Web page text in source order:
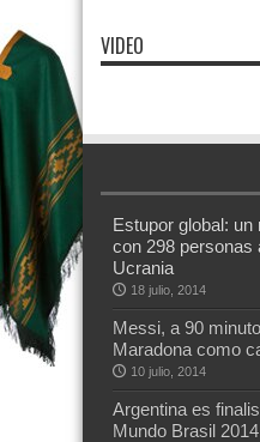
VIDEO
Estupor global:
con 298 personas
Ucrania
18 julio, 2014
Messi, a 90
Maradona como
10 julio, 2014
Argentina es
Mundo Brasil 2014